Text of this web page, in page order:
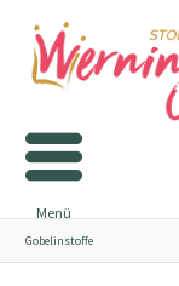
Menü
Gobelinstoffe